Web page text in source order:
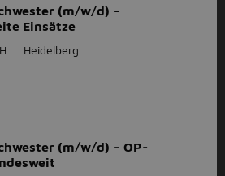
(m/w/d) –
Einsätze
Heidelberg
(m/w/d) – OP-